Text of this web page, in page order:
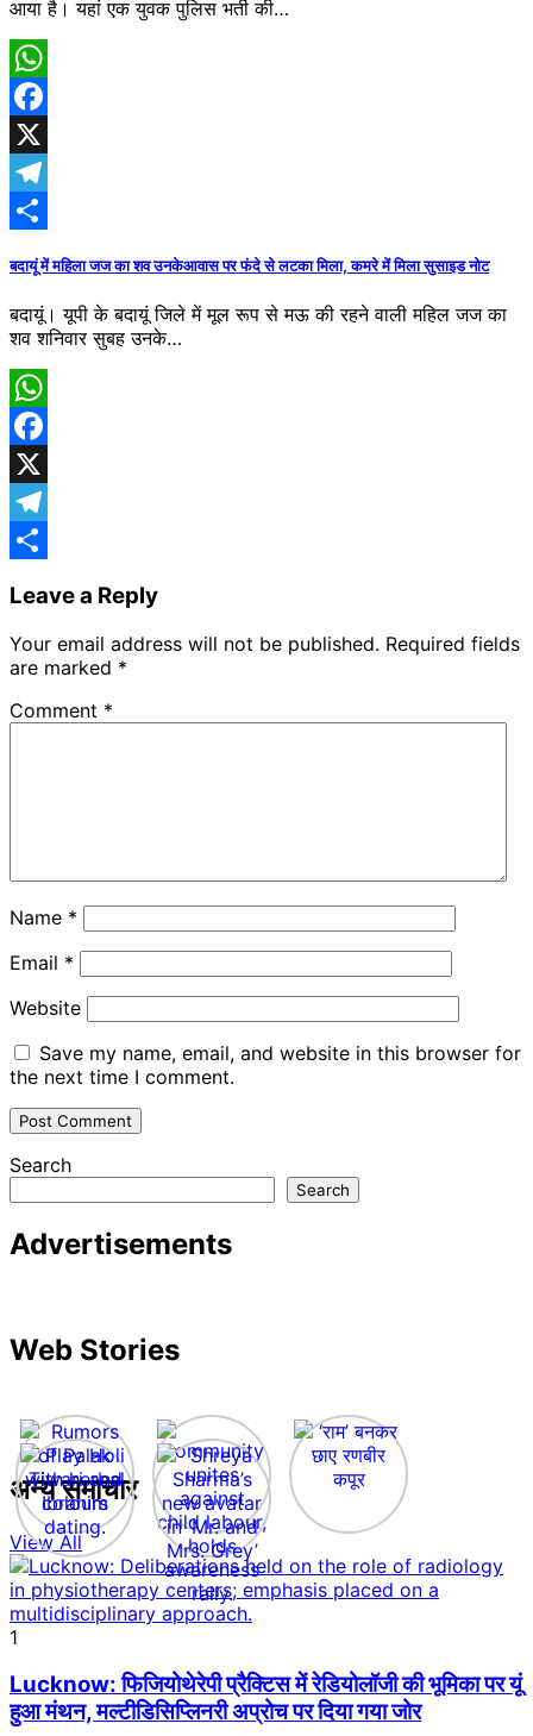
आया है। यहां एक युवक पुलिस भर्ती की…
WhatsApp
Facebook
X
Telegram
बदायूं में महिला जज का शव उनकेआवास पर फंदे से लटका मिला, कमरे में मिला सुसाइड नोट
बदायूं। यूपी के बदायूं जिले में मूल रूप से मऊ की रहने वाली महिल जज का
शव शनिवार सुबह उनके…
WhatsApp
Facebook
X
Telegram
Leave a Reply
Your email address will not be published. Required fields
are marked *
Comment *
Name *
Email *
Website
Save my name, email, and website in this browser for
the next time I comment.
Search
Search
Advertisements
Web Stories
अन्य समाचार
View All
1
Lucknow: फिजियोथेरेपी प्रैक्टिस में रेडियोलॉजी की भूमिका पर यूं
हुआ मंथन, मल्टीडिसिप्लिनरी अप्रोच पर दिया गया जोर